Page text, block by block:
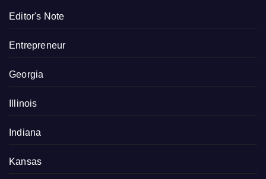
Editor's Note
Entrepreneur
Georgia
Illinois
Indiana
Kansas